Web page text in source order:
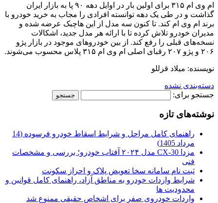
ام وی ام ۳۱۵ برای اولین بار در اوایل دهه ۹۰ پا به بازار ایران
گذاشت و در طی یک دهه توانسته افرادی را مجاب به خرید خودرو با
برند ام وی ام کند. تا کنون سه مدل از این هاچبک عرضه شده و
مدیران خودرو تلاش کرده تا با ارائه هر مدل جدید، اشکالات
نسخه‌های قبلی را رفع کند. از بین خودروهای موجود در بازار پژو
۲۰۶ و پژو ۲۰۷ رقبای اصلی ام وی ام ۳۱۵ پلاس محسوب می‌شوند.
نویسنده: میلاد قزللو
دسته‌بندی نشده
جستجو برای:
نوشته‌های تازه
راهنمای کامل مراحل و شرایط اسقاط خودرو فرسوده (14
مرداد 1405)
مزدا CX-30 مدل ۲۰۲۴ آفتاب خودرو؛ بررسی و مشخصات
فنی
ثبت نام سامانه سخا تعویض پلاک و احراز سکونت
شرایط واردات خودرو به مناطق آزاد، راهنمای کامل قوانین و
محدودیت ها
واردات خودروی صفر برای اشخاص حقیقی ممنوع شد